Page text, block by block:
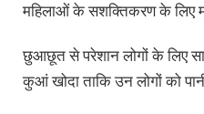
महिलाओं के सशक्तिकरण के लिए
छुआछूत से परेशान लोगों के लिए
कुआं खोदा ताकि उन लोगों को